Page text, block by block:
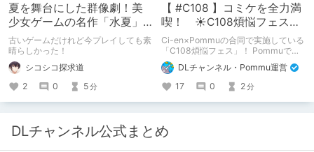
夏を舞台にした群像劇！美
少女ゲームの名作「水夏」
を今こそ！
古いゲームだけれど今プレイしても素
晴らしかった！
シコシコ探求道
2
0 5分
【 #C108 】コミケを全力満
喫！ ☀C108煩悩フェス☀
Pommu版のご案内
Ci-en×Pommuの合同で実施している
「C108煩悩フェス」！ Pommuでの
参加方法について、改めてこちらでも
ご案内いたします！
DLチャンネル・Pommu運営
17
0 2分
DLチャンネル公式まとめ